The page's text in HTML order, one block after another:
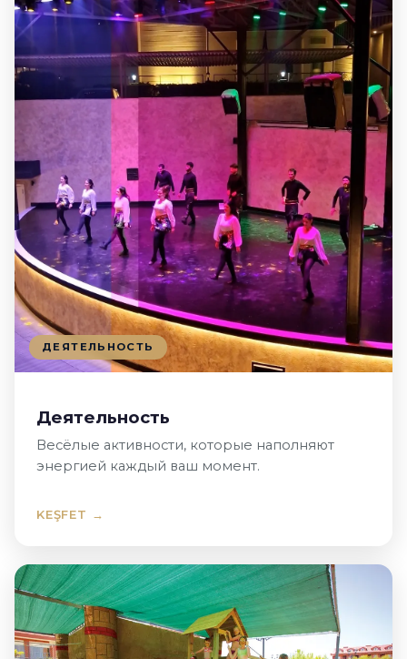
ДЕЯТЕЛЬНОСТЬ
Деятельность
Весёлые активности, которые наполняют
энергией каждый ваш момент.
KEŞFET →